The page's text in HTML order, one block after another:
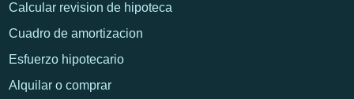
Calcular revision de hipoteca
Cuadro de amortizacion
Esfuerzo hipotecario
Alquilar o comprar